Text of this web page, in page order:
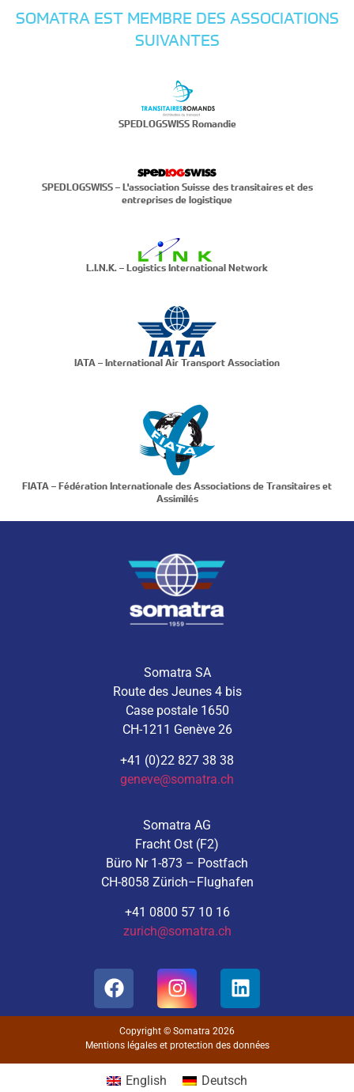
SOMATRA EST MEMBRE DES ASSOCIATIONS
SUIVANTES
SPEDLOGSWISS Romandie
SPEDLOGSWISS – L'association Suisse des transitaires et des
entreprises de logistique
L.I.N.K. – Logistics International Network
IATA – International Air Transport Association
FIATA – Fédération Internationale des Associations de Transitaires et
Assimilés
Somatra SA
Route des Jeunes 4 bis
Case postale 1650
CH-1211 Genève 26
+41 (0)22 827 38 38
geneve@somatra.ch
Somatra AG
Fracht Ost (F2)
Büro Nr 1-873 – Postfach
CH-8058 Zürich–Flughafen
+41 0800 57 10 16
zurich@somatra.ch
Copyright © Somatra 2026
Mentions légales et protection des données
English Deutsch